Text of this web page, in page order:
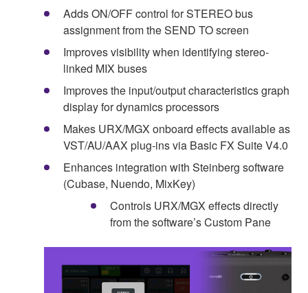
Adds ON/OFF control for STEREO bus
assignment from the SEND TO screen
Improves visibility when identifying stereo-
linked MIX buses
Improves the input/output characteristics graph
display for dynamics processors
Makes URX/MGX onboard effects available as
VST/AU/AAX plug-ins via Basic FX Suite V4.0
Enhances integration with Steinberg software
(Cubase, Nuendo, MixKey)
Controls URX/MGX effects directly
from the software’s Custom Pane